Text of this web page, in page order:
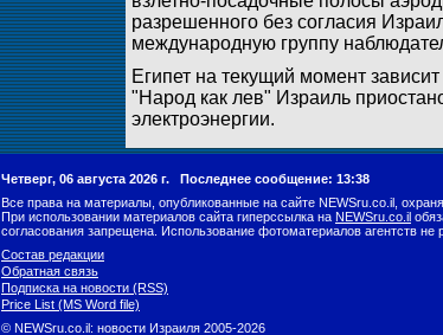
разрешенного без согласия
международную группу
Египет на текущий момент
"Народ как лев" Израиль
электроэнергии.
Четверг, 06 августа 2026 г. Последнее сообщение: 13:38
Все права на материалы, опубликованные на сайте NEWSru.co.il,
При использовании материалов сайта гиперссылка на NEWSru.co.il
согласования запрещена. Использование фотоматериалов агентств не
Состав редакции
Обратная связь
Подписка на новости (RSS)
Price List (MS Word file)
© NEWSru.co.il: новости Израиля 2005-2026